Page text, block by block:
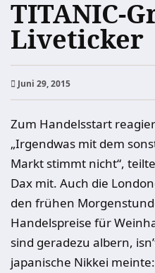
TITANIC-
Liveticker
Juni 29, 2015
Zum Handelsstart
„Irgendwas mit dem
Markt stimmt nicht“,
Dax mit. Auch die
den frühen
Handelspreise für
sind geradezu albern,
japanische Nikkei